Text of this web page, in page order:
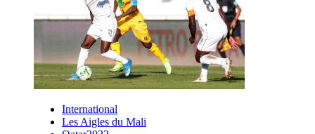
International
Les Aigles du Mali